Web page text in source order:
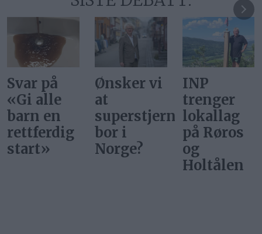
Ønsker vi
at
superstjerner
bor i
Norge?
INP
trenger
lokallag
på Røros
og
Gi alle
barn en
rettferdig
start